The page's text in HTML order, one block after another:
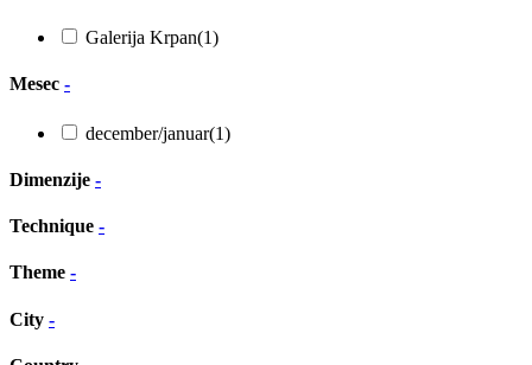
Galerija Krpan(1)
Mesec -
december/januar(1)
Dimenzije -
Technique -
Theme -
City -